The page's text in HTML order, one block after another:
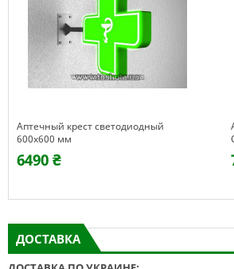
Аптечный крест светодиодный
600х600 мм
6490 ₴
ДОСТАВКА